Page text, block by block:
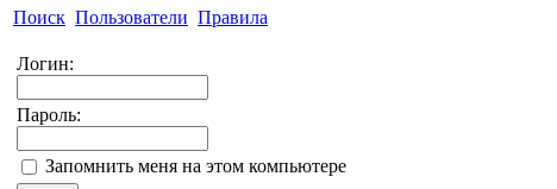
Поиск Пользователи Правила
Логин:
Пароль:
Запомнить меня на этом компьютере